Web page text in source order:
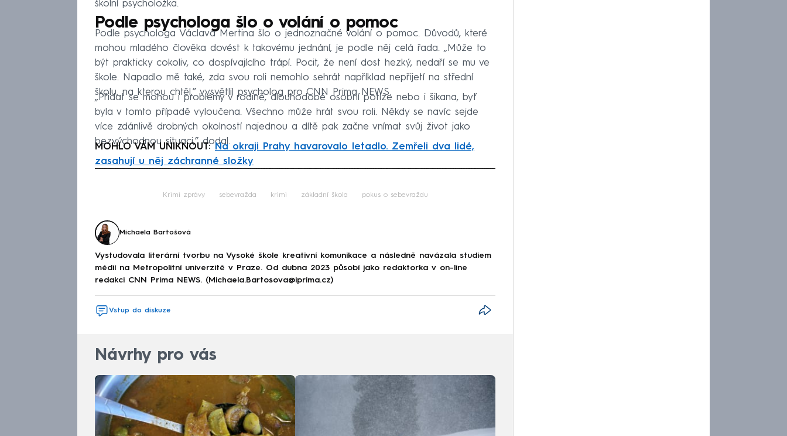
školní psycholožka.
Podle psychologa šlo o volání o pomoc
Podle psychologa Václava Mertina šlo o jednoznačné volání o pomoc. Důvodů, které
mohou mladého člověka dovést k takovému jednání, je podle něj celá řada. „Může to
být prakticky cokoliv, co dospívajícího trápí. Pocit, že není dost hezký, nedaří se mu ve
škole. Napadlo mě také, zda svou roli nemohlo sehrát například nepřijetí na střední
školu, na kterou chtěl,” vysvětlil psycholog pro CNN Prima NEWS.
„Přidat se mohou i problémy v rodině, dlouhodobé osobní potíže nebo i šikana, byť
byla v tomto případě vyloučena. Všechno může hrát svou roli. Někdy se navíc sejde
více zdánlivě drobných okolností najednou a dítě pak začne vnímat svůj život jako
bezvýchodnou situaci,” dodal.
MOHLO VÁM UNIKNOUT:Na okraji Prahy havarovalo letadlo. Zemřeli dva lidé,
zasahují u něj záchranné složky
Krimi zprávy sebevražda krimi základní škola pokus o sebevraždu
Michaela Bartošová
Vystudovala literární tvorbu na Vysoké škole kreativní komunikace a následně navázala studiem
médií na Metropolitní univerzitě v Praze. Od dubna 2023 působí jako redaktorka v on-line
redakci CNN Prima NEWS. (Michaela.Bartosova@iprima.cz)
Vstup do diskuze
Návrhy pro vás